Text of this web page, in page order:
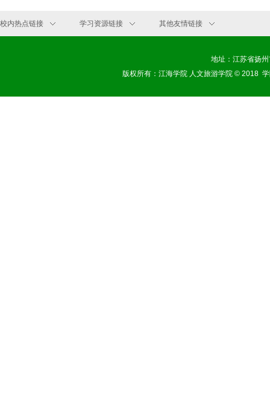
校内热点链接 学习资源链接 其他友情链接
地址：江苏省扬州
版权所有：江海学院 人文旅游学院© 2018学